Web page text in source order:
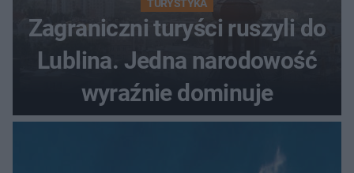
TURYSTYKA
Zagraniczni turyści ruszyli do
Lublina. Jedna narodowość
wyraźnie dominuje